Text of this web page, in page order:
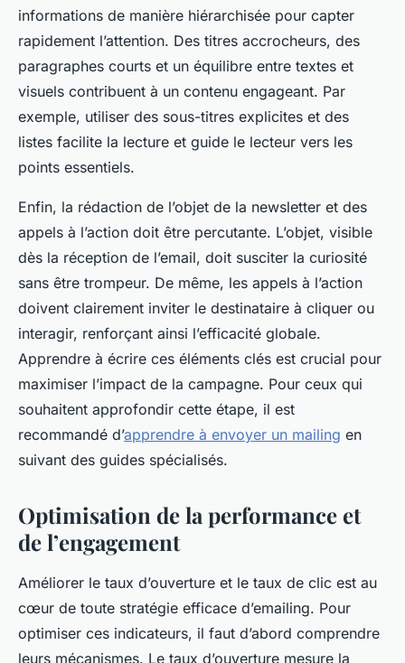
informations de manière hiérarchisée pour capter
rapidement l’attention. Des titres accrocheurs, des
paragraphes courts et un équilibre entre textes et
visuels contribuent à un contenu engageant. Par
exemple, utiliser des sous-titres explicites et des
listes facilite la lecture et guide le lecteur vers les
points essentiels.
Enfin, la rédaction de l’objet de la newsletter et des
appels à l’action doit être percutante. L’objet, visible
dès la réception de l’email, doit susciter la curiosité
sans être trompeur. De même, les appels à l’action
doivent clairement inviter le destinataire à cliquer ou
interagir, renforçant ainsi l’efficacité globale.
Apprendre à écrire ces éléments clés est crucial pour
maximiser l’impact de la campagne. Pour ceux qui
souhaitent approfondir cette étape, il est
recommandé d’apprendre à envoyer un mailing en
suivant des guides spécialisés.
Optimisation de la performance et
de l’engagement
Améliorer le taux d’ouverture et le taux de clic est au
cœur de toute stratégie efficace d’emailing. Pour
optimiser ces indicateurs, il faut d’abord comprendre
leurs mécanismes. Le taux d’ouverture mesure la